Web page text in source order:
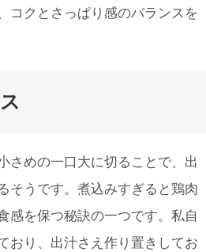
コクとさっぱり感のバランスを
さめの一口大に切ることで、出
そうです。煮込みすぎると鶏肉
感を保つ秘訣の一つです。私自
おり、出汁さえ作り置きしてお